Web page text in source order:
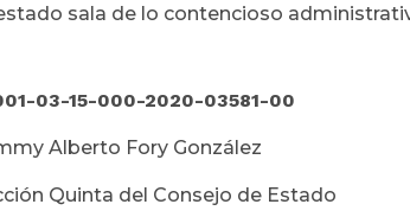
sala de lo contencioso
03-15-000-2020-03581-00
Alberto Fory González
Quinta del Consejo de Estado